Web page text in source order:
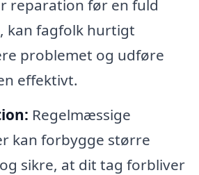
reparation før en fuld
kan fagfolk hurtigt
problemet og udføre
effektivt.
Regelmæssige
kan forbygge større
sikre, at dit tag forbliver